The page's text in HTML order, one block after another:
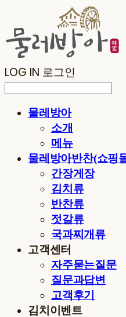
LOG IN 로그인
물레방아
소개
메뉴
물레방아반찬(쇼핑
간장게장
김치류
반찬류
젓갈류
국과찌개류
고객센터
자주묻는질문
질문과답변
고객후기
김치이벤트